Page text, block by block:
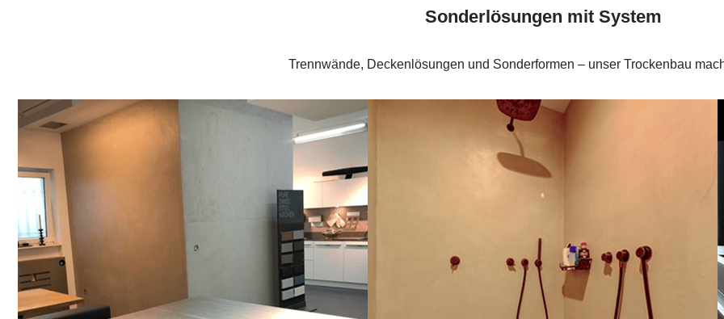
Sonderlösungen mit System
Trennwände, Deckenlösungen und Sonderformen – unser Trockenbau